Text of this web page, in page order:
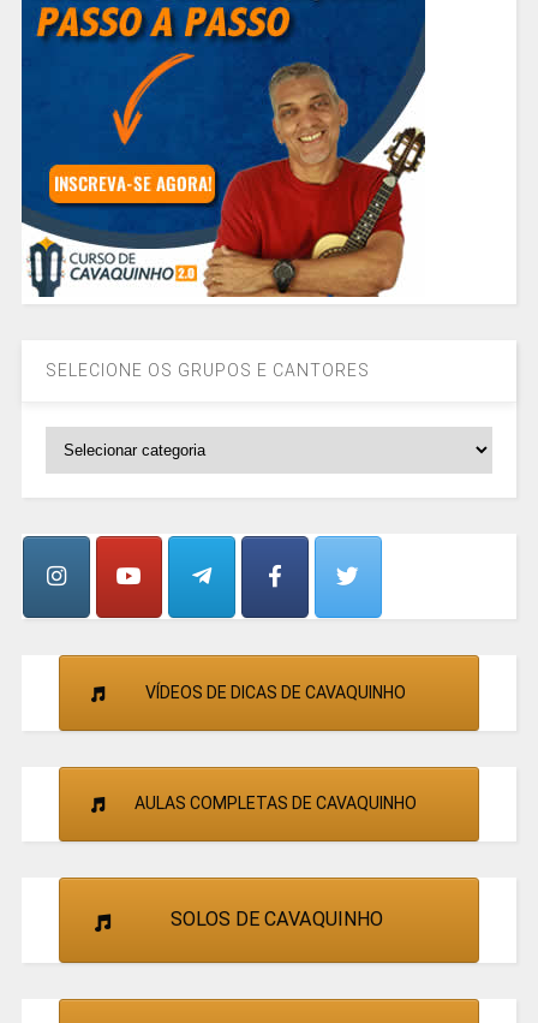
SELECIONE OS GRUPOS E CANTORES
SELECIONE
CANTORES
VÍDEOS DE DICAS DE CAVAQUINHO
AULAS COMPLETAS DE CAVAQUINHO
SOLOS DE CAVAQUINHO